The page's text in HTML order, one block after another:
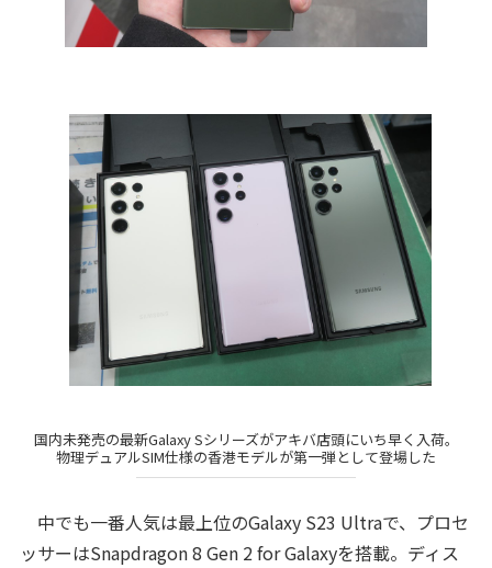
国内未発売の最新Galaxy Sシリーズがアキバ店頭にいち早く入荷。
物理デュアルSIM仕様の香港モデルが第一弾として登場した
中でも一番人気は最上位のGalaxy S23 Ultraで、プロセ
ッサーはSnapdragon 8 Gen 2 for Galaxyを搭載。ディス